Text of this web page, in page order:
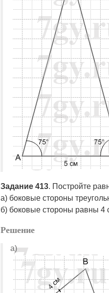
Задание 413. Постройте
а) боковые стороны
б) боковые стороны равны 4
Решение
а)